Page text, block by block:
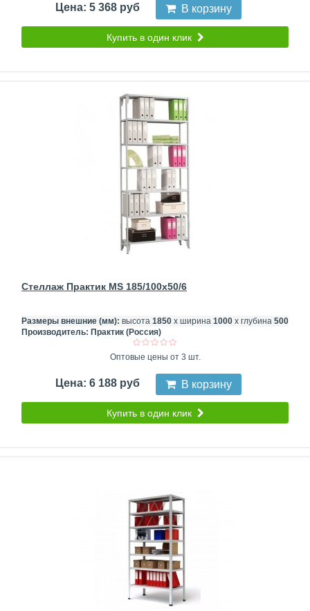
Цена: 5 368 руб В корзину
Купить в один клик
Стеллаж Практик MS 185/100x50/6
Размеры внешние (мм): высота 1850 х ширина 1000 х глубина 500
Производитель: Практик (Россия)
Оптовые цены от 3 шт.
Цена: 6 188 руб В корзину
Купить в один клик